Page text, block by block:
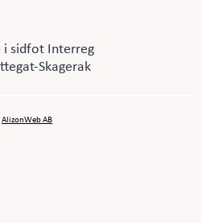
AlizonWeb AB